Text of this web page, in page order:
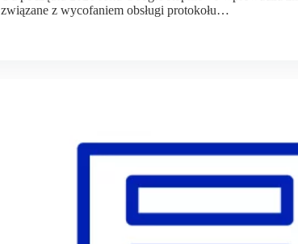
związane z wycofaniem obsługi protokołu…